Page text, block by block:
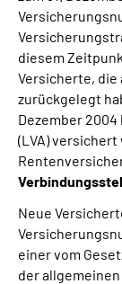
diesem
Versicherte, die
zurückgelegt
Dezember
(LVA) versichert
Neue
einer vom
der